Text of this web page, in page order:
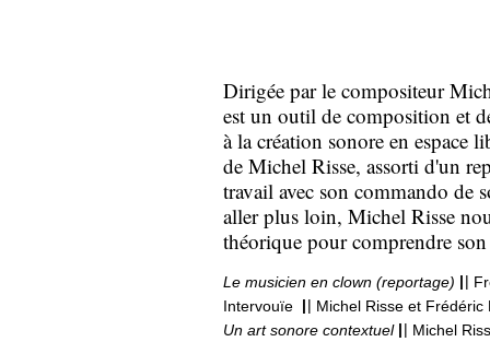
Dirigée par le compositeur
est un outil de composition et
à la création sonore en
de Michel Risse, assorti d'un
travail avec son commando
aller plus loin, Michel Risse
théorique pour comprendre
Le musicien en clown (reportage) ||
Intervouïe || Michel Risse et Frédéric
Un art sonore contextuel || Michel